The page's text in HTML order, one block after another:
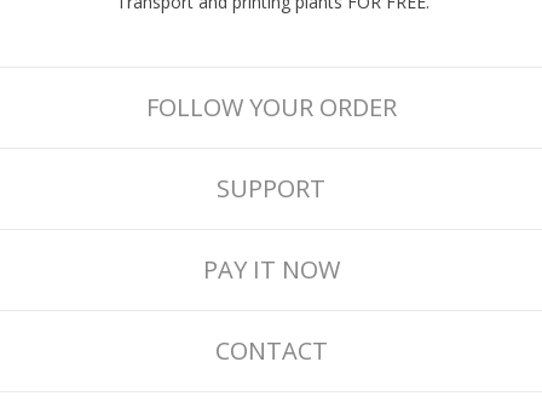
FOLLOW YOUR ORDER
SUPPORT
PAY IT NOW
CONTACT